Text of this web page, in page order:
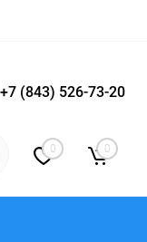
Вход Регистрация
+7 (843) 526-73-20
0 0